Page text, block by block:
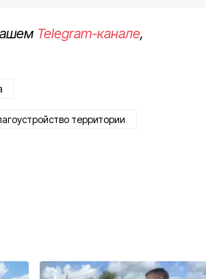
Telegram-канале,
территории